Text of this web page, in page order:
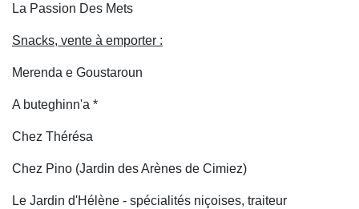
La Passion Des Mets
Snacks, vente à emporter :
Merenda e Goustaroun
A buteghinn'a *
Chez Thérésa
Chez Pino (Jardin des Arènes de Cimiez)
Le Jardin d'Hélène - spécialités niçoises, traiteur